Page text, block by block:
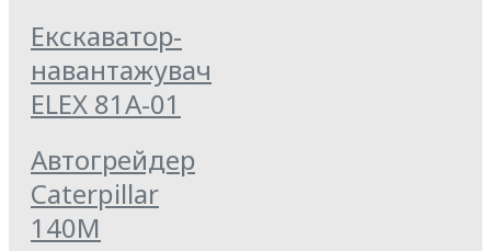
Екскаватор-
навантажувач
ELEX 81А-01
Автогрейдер
Caterpillar
140M